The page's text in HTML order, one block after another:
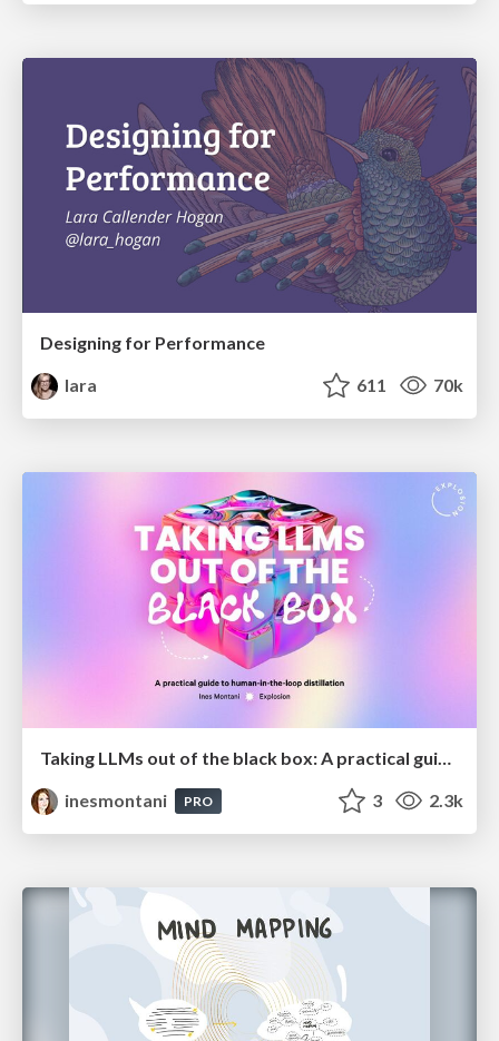
Designing for Performance
lara
611 70k
inesmontani
PRO 3 2.3k